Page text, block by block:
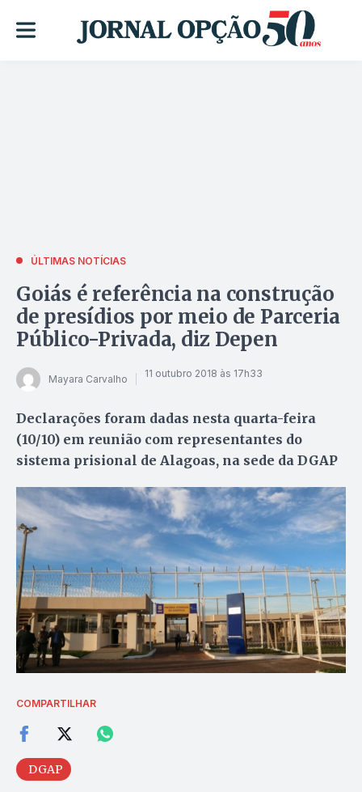
ÚLTIMAS NOTÍCIAS
Goiás é referência na construção
de presídios por meio de Parceria
Público-Privada, diz Depen
Mayara Carvalho 11 outubro 2018 às 17h33
Declarações foram dadas nesta quarta-feira
(10/10) em reunião com representantes do
sistema prisional de Alagoas, na sede da DGAP
COMPARTILHAR
DGAP